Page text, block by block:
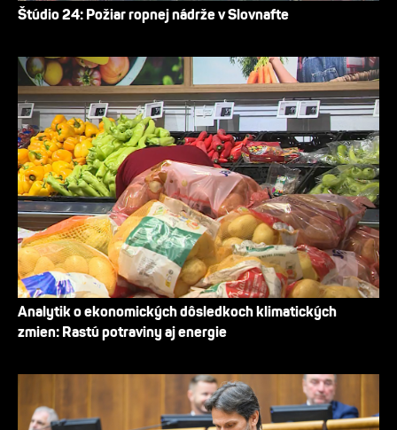
Štúdio 24: Požiar ropnej nádrže v Slovnafte
Analytik o ekonomických dôsledkoch klimatických
zmien: Rastú potraviny aj energie